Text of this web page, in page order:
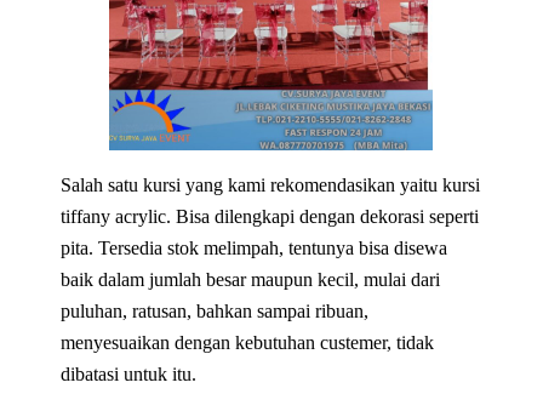
Salah satu kursi yang kami rekomendasikan yaitu kursi
tiffany acrylic. Bisa dilengkapi dengan dekorasi seperti
pita. Tersedia stok melimpah, tentunya bisa disewa
baik dalam jumlah besar maupun kecil, mulai dari
puluhan, ratusan, bahkan sampai ribuan,
menyesuaikan dengan kebutuhan custemer, tidak
dibatasi untuk itu.